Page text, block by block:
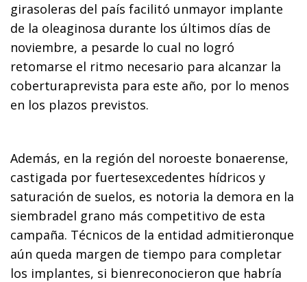
girasoleras del país facilitó unmayor implante
de la oleaginosa durante los últimos días de
noviembre, a pesarde lo cual no logró
retomarse el ritmo necesario para alcanzar la
coberturaprevista para este año, por lo menos
en los plazos previstos.
Además, en la región del noroeste bonaerense,
castigada por fuertesexcedentes hídricos y
saturación de suelos, es notoria la demora en la
siembradel grano más competitivo de esta
campaña. Técnicos de la entidad admitieronque
aún queda margen de tiempo para completar
los implantes, si bienreconocieron que habría